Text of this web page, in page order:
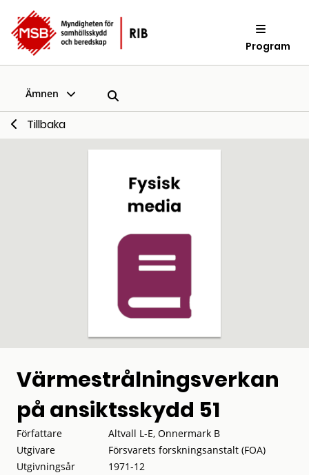
Program
Ämnen
Tillbaka
Värmestrålningsverkan
på ansiktsskydd 51
Författare
Altvall L-E, Onnermark B
Utgivare
Försvarets forskningsanstalt (FOA)
Utgivningsår
1971-12